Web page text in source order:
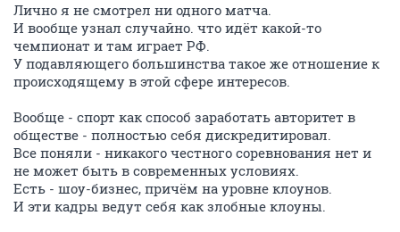
Лично я не смотрел ни одного матча.
И вообще узнал случайно. что идёт какой-то
чемпионат и там играет РФ.
У подавляющего большинства такое же отношение к
происходящему в этой сфере интересов.
Вообще - спорт как способ заработать авторитет в
обществе - полностью себя дискредитировал.
Все поняли - никакого честного соревнования нет и
не может быть в современных условиях.
Есть - шоу-бизнес, причём на уровне клоунов.
И эти кадры ведут себя как злобные клоуны.